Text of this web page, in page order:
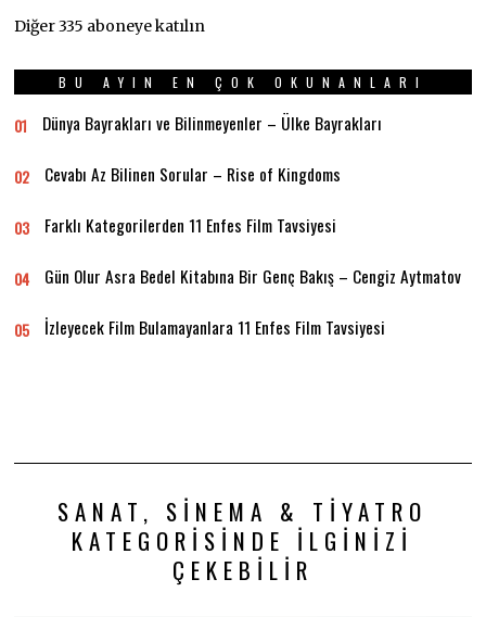
Diğer 335 aboneye katılın
BU AYIN EN ÇOK OKUNANLARI
01 Dünya Bayrakları ve Bilinmeyenler – Ülke Bayrakları
02 Cevabı Az Bilinen Sorular – Rise of Kingdoms
03 Farklı Kategorilerden 11 Enfes Film Tavsiyesi
04 Gün Olur Asra Bedel Kitabına Bir Genç Bakış – Cengiz Aytmatov
05 İzleyecek Film Bulamayanlara 11 Enfes Film Tavsiyesi
SANAT, SINEMA & TIYATRO
KATEGORISINDE İLGINIZI
ÇEKEBILIR